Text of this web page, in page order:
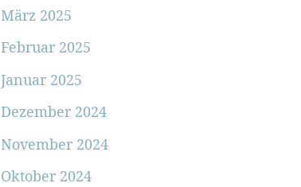
März 2025
Februar 2025
Januar 2025
Dezember 2024
November 2024
Oktober 2024